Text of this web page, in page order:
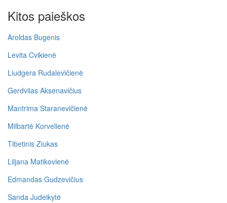
Kitos paieškos
Aroldas Bugenis
Levita Cvikienė
Liudgera Rudalevičienė
Gerdvilas Aksenavičius
Mantrima Staranevičienė
Milbartė Korvelienė
Tibetinis Ziukas
Liljana Matikovienė
Edmandas Gudzevičius
Sanda Judeikytė